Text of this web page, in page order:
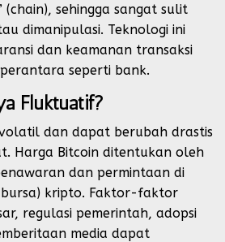
(chain), sehingga sangat sulit
dimanipulasi. Teknologi ini
dan keamanan transaksi
seperti bank.
Fluktuatif?
dan dapat berubah drastis
Harga Bitcoin ditentukan oleh
dan permintaan di
kripto. Faktor-faktor
regulasi pemerintah, adopsi
media dapat